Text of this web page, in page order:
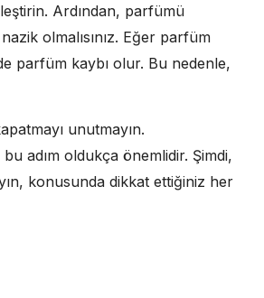
Ardından, parfümü
olmalısınız. Eğer parfüm
parfüm kaybı olur. Bu nedenle,
unutmayın.
adım oldukça önemlidir. Şimdi,
konusunda dikkat ettiğiniz her